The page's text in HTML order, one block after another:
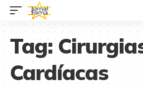
Tag:
Cardíacas